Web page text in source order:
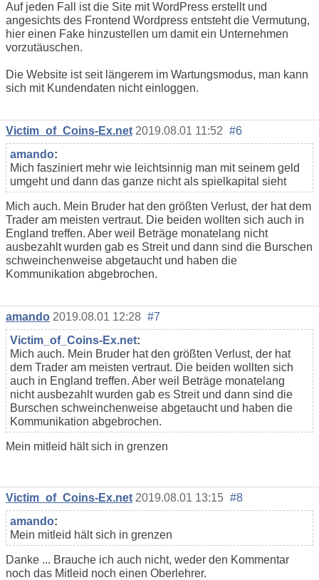
Auf jeden Fall ist die Site mit WordPress erstellt und
angesichts des Frontend Wordpress entsteht die Vermutung,
hier einen Fake hinzustellen um damit ein Unternehmen
vorzutäuschen.
Die Website ist seit längerem im Wartungsmodus, man kann
sich mit Kundendaten nicht einloggen.
Victim_of_Coins-Ex.net 2019.08.01 11:52 #6
amando:
Mich fasziniert mehr wie leichtsinnig man mit seinem geld
umgeht und dann das ganze nicht als spielkapital sieht
Mich auch. Mein Bruder hat den größten Verlust, der hat dem
Trader am meisten vertraut. Die beiden wollten sich auch in
England treffen. Aber weil Beträge monatelang nicht
ausbezahlt wurden gab es Streit und dann sind die Burschen
schweinchenweise abgetaucht und haben die
Kommunikation abgebrochen.
amando 2019.08.01 12:28 #7
Victim_of_Coins-Ex.net:
Mich auch. Mein Bruder hat den größten Verlust, der hat
dem Trader am meisten vertraut. Die beiden wollten sich
auch in England treffen. Aber weil Beträge monatelang
nicht ausbezahlt wurden gab es Streit und dann sind die
Burschen schweinchenweise abgetaucht und haben die
Kommunikation abgebrochen.
Mein mitleid hält sich in grenzen
Victim_of_Coins-Ex.net 2019.08.01 13:15 #8
amando:
Mein mitleid hält sich in grenzen
Danke ... Brauche ich auch nicht, weder den Kommentar
noch das Mitleid noch einen Oberlehrer.